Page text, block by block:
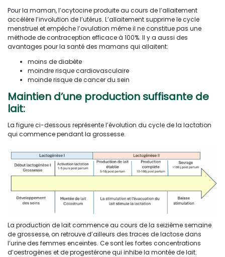
Pour la maman, l’ocytocine produite au cours de l’allaitement
accélère l’involution de l’utérus. L’allaitement supprime le cycle
menstruel et empêche l’ovulation même il ne constitue pas une
méthode de contraception efficace à 100%. Il y a aussi des
avantages pour la santé des mamans qui allaitent:
moins de diabète
moindre risque cardiovasculaire
moinde risque de cancer du sein
Maintien d’une production suffisante de
lait:
La figure ci-dessous représente l’évolution du cycle de la lactation
qui commence pendant la grossesse.
La production de lait commence au cours de la seizième semaine
de grossesse, on retrouve d’ailleurs des traces de lactose dans
l’urine des femmes enceintes. Ce sont les fortes concentrations
d’oestrogènes et de progestérone qui inhibe la montée de lait.